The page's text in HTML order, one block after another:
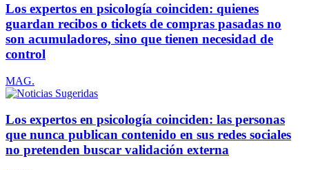
Los expertos en psicología coinciden: quienes
guardan recibos o tickets de compras pasadas no
son acumuladores, sino que tienen necesidad de
control
MAG.
Los expertos en psicología coinciden: las personas
que nunca publican contenido en sus redes sociales
no pretenden buscar validación externa